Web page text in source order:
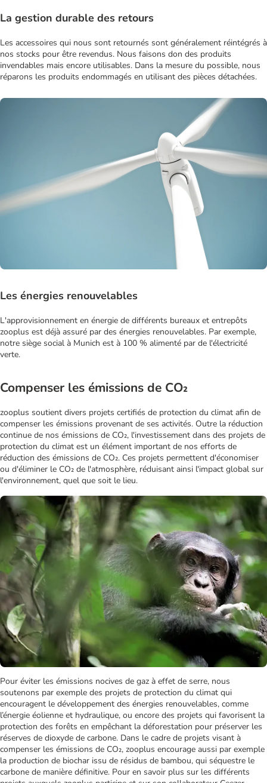
La gestion durable des retours
Les accessoires qui nous sont retournés sont généralement réintégrés à
nos stocks pour être revendus. Nous faisons don des produits
invendables mais encore utilisables. Dans la mesure du possible, nous
réparons les produits endommagés en utilisant des pièces détachées.
Les énergies renouvelables
L'approvisionnement en énergie de différents bureaux et entrepôts
zooplus est déjà assuré par des énergies renouvelables. Par exemple,
notre siège social à Munich est à 100 % alimenté par de l'électricité
verte.
Compenser les émissions de CO₂
zooplus soutient divers projets certifiés de protection du climat afin de
compenser les émissions provenant de ses activités. Outre la réduction
continue de nos émissions de CO₂, l'investissement dans des projets de
protection du climat est un élément important de nos efforts de
réduction des émissions de CO₂. Ces projets permettent d'économiser
ou d'éliminer le CO₂ de l'atmosphère, réduisant ainsi l'impact global sur
l'environnement, quel que soit le lieu.
Pour éviter les émissions nocives de gaz à effet de serre, nous
soutenons par exemple des projets de protection du climat qui
encouragent le développement des énergies renouvelables, comme
l’énergie éolienne et hydraulique, ou encore des projets qui favorisent la
protection des forêts en empêchant la déforestation pour préserver les
réserves de dioxyde de carbone. Dans le cadre de projets visant à
compenser les émissions de CO₂, zooplus encourage aussi par exemple
la production de biochar issu de résidus de bambou, qui séquestre le
carbone de manière définitive. Pour en savoir plus sur les différents